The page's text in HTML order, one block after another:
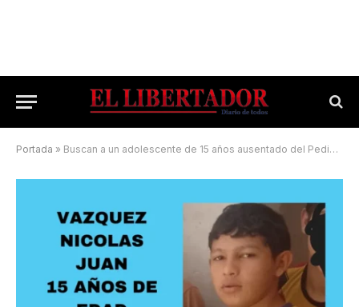
Portada » Buscan a un adolescente de 15 años ausentado del Pediátrico Juan Pablo II